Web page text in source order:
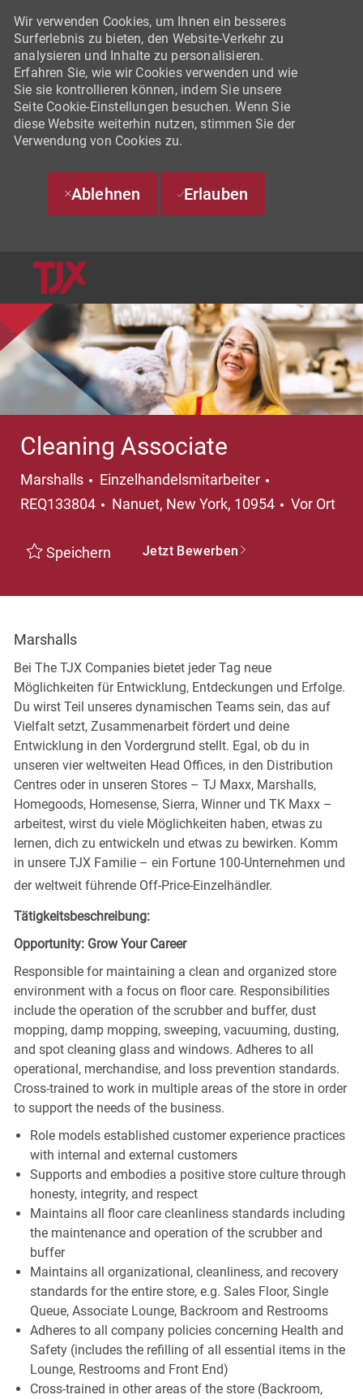
Wir verwenden Cookies, um Ihnen ein besseres
Surferlebnis zu bieten, den Website-Verkehr zu
analysieren und Inhalte zu personalisieren.
Erfahren Sie, wie wir Cookies verwenden und wie
Sie sie kontrollieren können, indem Sie unsere
Seite Cookie-Einstellungen besuchen. Wenn Sie
diese Website weiterhin nutzen, stimmen Sie der
Verwendung von Cookies zu.
Ablehnen Erlauben
Cleaning Associate
Marshalls Kategorie
Einzelhandelsmitarbeiter
REQ133804
Ort
Nanuet, New York, 10954 Vor Ort
Speichern Jetzt Bewerben
Marshalls
Bei The TJX Companies bietet jeder Tag neue
Möglichkeiten für Entwicklung, Entdeckungen und Erfolge.
Du wirst Teil unseres dynamischen Teams sein, das auf
Vielfalt setzt, Zusammenarbeit fördert und deine
Entwicklung in den Vordergrund stellt. Egal, ob du in
unseren vier weltweiten Head Offices, in den Distribution
Centres oder in unseren Stores – TJ Maxx, Marshalls,
Homegoods, Homesense, Sierra, Winner und TK Maxx –
arbeitest, wirst du viele Möglichkeiten haben, etwas zu
lernen, dich zu entwickeln und etwas zu bewirken. Komm
in unsere TJX Familie – ein Fortune 100-Unternehmen und
der weltweit führende Off-Price-Einzelhändler.
Tätigkeitsbeschreibung:
Opportunity: Grow Your Career
Responsible for maintaining a clean and organized store
environment with a focus on floor care. Responsibilities
include the operation of the scrubber and buffer, dust
mopping, damp mopping, sweeping, vacuuming, dusting,
and spot cleaning glass and windows. Adheres to all
operational, merchandise, and loss prevention standards.
Cross-trained to work in multiple areas of the store in order
to support the needs of the business.
Role models established customer experience practices
with internal and external customers
Supports and embodies a positive store culture through
honesty, integrity, and respect
Maintains all floor care cleanliness standards including
the maintenance and operation of the scrubber and
buffer
Maintains all organizational, cleanliness, and recovery
standards for the entire store, e.g. Sales Floor, Single
Queue, Associate Lounge, Backroom and Restrooms
Adheres to all company policies concerning Health and
Safety (includes the refilling of all essential items in the
Lounge, Restrooms and Front End)
Cross-trained in other areas of the store (Backroom,